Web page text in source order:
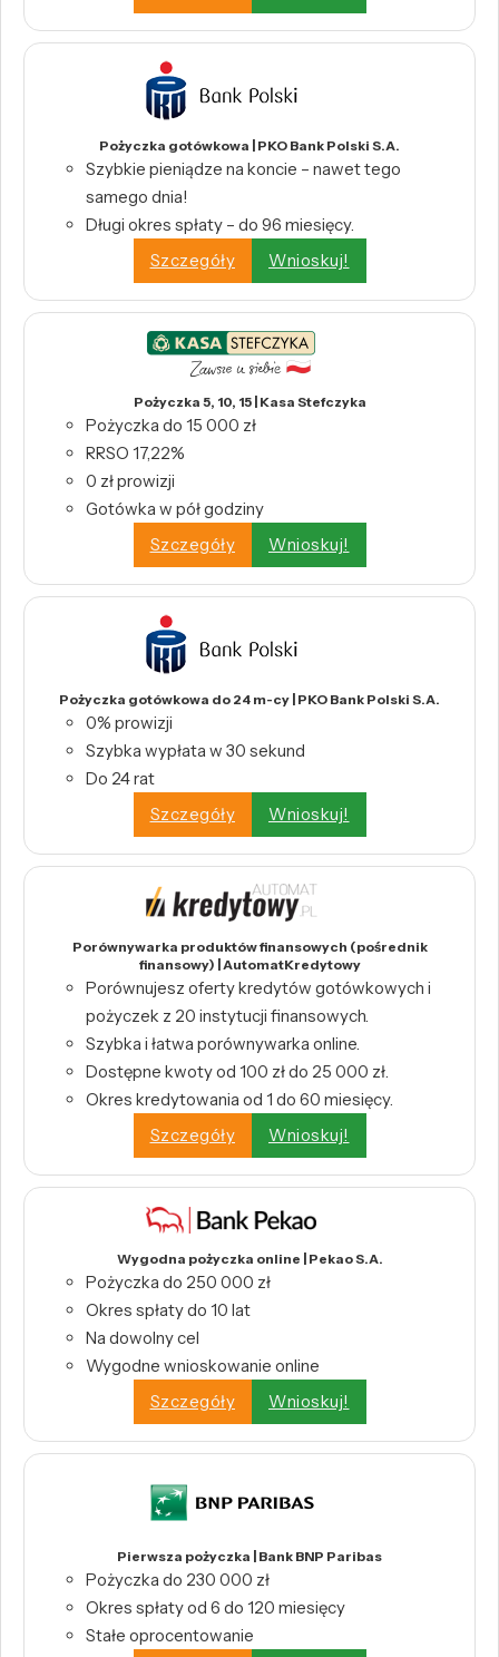
Pożyczka gotówkowa | PKO Bank Polski S.A.
Szybkie pieniądze na koncie – nawet tego
samego dnia!
Długi okres spłaty – do 96 miesięcy.
Szczegóły
Wnioskuj!
Pożyczka 5, 10, 15 | Kasa Stefczyka
Pożyczka do 15 000 zł
RRSO 17,22%
0 zł prowizji
Gotówka w pół godziny
Szczegóły
Wnioskuj!
Pożyczka gotówkowa do 24 m-cy | PKO Bank Polski S.A.
0% prowizji
Szybka wypłata w 30 sekund
Do 24 rat
Szczegóły
Wnioskuj!
Porównywarka produktów finansowych (pośrednik
finansowy) | AutomatKredytowy
Porównujesz oferty kredytów gotówkowych i
pożyczek z 20 instytucji finansowych.
Szybka i łatwa porównywarka online.
Dostępne kwoty od 100 zł do 25 000 zł.
Okres kredytowania od 1 do 60 miesięcy.
Szczegóły
Wnioskuj!
Wygodna pożyczka online | Pekao S.A.
Pożyczka do 250 000 zł
Okres spłaty do 10 lat
Na dowolny cel
Wygodne wnioskowanie online
Szczegóły
Wnioskuj!
Pierwsza pożyczka | Bank BNP Paribas
Pożyczka do 230 000 zł
Okres spłaty od 6 do 120 miesięcy
Stałe oprocentowanie